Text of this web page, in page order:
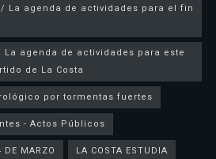
/ La agenda de actividades para el fin
La agenda de actividades para este
de La Costa
por tormentas fuertes
- Actos Públicos
DE MARZO
LA COSTA ESTUDIA